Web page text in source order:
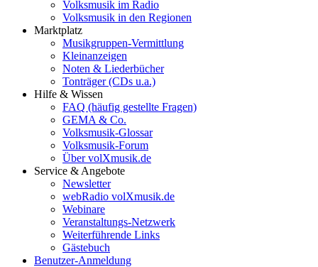
Volksmusik im Radio
Volksmusik in den Regionen
Marktplatz
Musikgruppen-Vermittlung
Kleinanzeigen
Noten & Liederbücher
Tonträger (CDs u.a.)
Hilfe & Wissen
FAQ (häufig gestellte Fragen)
GEMA & Co.
Volksmusik-Glossar
Volksmusik-Forum
Über volXmusik.de
Service & Angebote
Newsletter
webRadio volXmusik.de
Webinare
Veranstaltungs-Netzwerk
Weiterführende Links
Gästebuch
Benutzer-Anmeldung